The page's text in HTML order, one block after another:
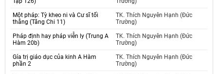
Một pháp: Tỳ kheo ni và Cư sĩ tối
thắng (Tăng Chi 11)
TK. Thích Nguyên Hạnh (Đức
Trường)
Pháp định hay pháp viễn ly (Trung A
Hàm 20b)
TK. Thích Nguyên Hạnh (Đức
Trường)
Gía trị giáo dục của kinh A Hàm
phần 2
TK. Thích Nguyên Hạnh (Đức
Trường)